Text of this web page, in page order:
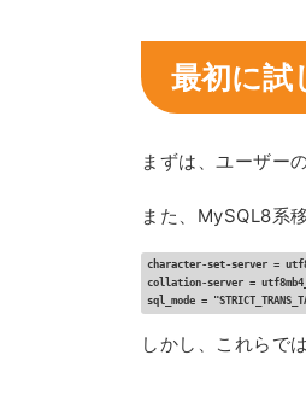
最初に試
まずは、ユーザー
また、MySQL8系
character-set-server =
collation-server =
sql_mode =
しかし、これらで